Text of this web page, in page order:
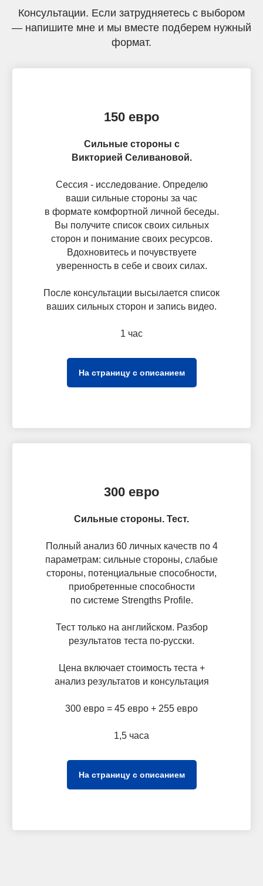
Консультации. Если затрудняетесь с выбором
— напишите мне и мы вместе подберем нужный
формат.
150 евро
Сильные стороны с
Викторией Селивановой.
Сессия - исследование. Определю
ваши сильные стороны за час
в формате комфортной личной беседы.
Вы получите список своих сильных
сторон и понимание своих ресурсов.
Вдохновитесь и почувствуете
уверенность в себе и своих силах.
После консультации высылается список
ваших сильных сторон и запись видео.
1 час
На страницу с описанием
300 евро
Сильные стороны. Тест.
Полный анализ 60 личных качеств по 4
параметрам: сильные стороны, слабые
стороны, потенциальные способности,
приобретенные способности
по системе Strengths Profile.
Тест только на английском. Разбор
результатов теста по-русски.
Цена включает стоимость теста +
анализ результатов и консультация
300 евро = 45 евро + 255 евро
1,5 часа
На страницу с описанием